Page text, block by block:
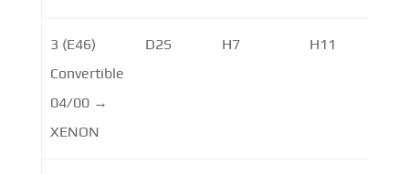
3 (E46)
Convertible
04/00 →
XENON
D2S H7 H11